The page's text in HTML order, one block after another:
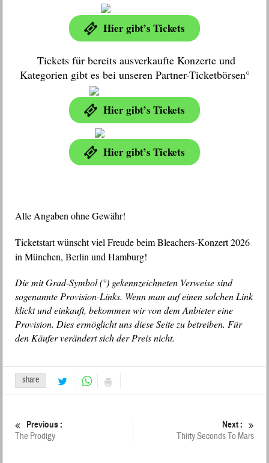
Hier gibt’s Tickets
Tickets für bereits ausverkaufte Konzerte und
Kategorien gibt es bei unseren Partner-Ticketbörsen°
Hier gibt’s Tickets
Hier gibt’s Tickets
Alle Angaben ohne Gewähr!
Ticketstart wünscht viel Freude beim Bleachers-Konzert 2026
in München, Berlin und Hamburg!
Die mit Grad-Symbol (°) gekennzeichneten Verweise sind
sogenannte Provision-Links. Wenn man auf einen solchen Link
klickt und einkauft, bekommen wir von dem Anbieter eine
Provision. Dies ermöglicht uns diese Seite zu betreiben. Für
den Käufer verändert sich der Preis nicht.
share
Previous :
The Prodigy
Next :
Thirty Seconds To Mars